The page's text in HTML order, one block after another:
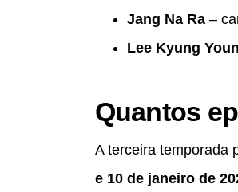
Jang Na Ra–
Lee Kyung
Quantos
A terceira temporada
e 10 de janeiro de